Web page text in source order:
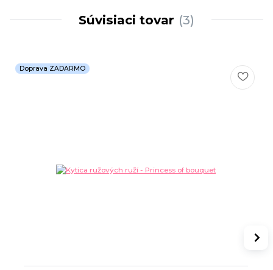
Súvisiaci tovar 3
Doprava ZADARMO